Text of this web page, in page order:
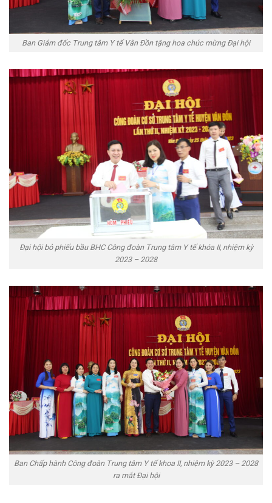
Ban Giám đốc Trung tâm Y tế Vân Đồn tặng hoa chúc mừng Đại hội
Đại hội bỏ phiếu bầu BHC Công đoàn Trung tâm Y tế khóa II, nhiệm kỳ
2023 – 2028
Ban Chấp hành Công đoàn Trung tâm Y tế khoa II, nhiệm kỳ 2023 – 2028
ra mắt Đại hội